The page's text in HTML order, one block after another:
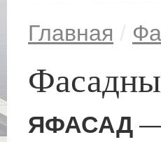
Главная
ЯФАСАД —